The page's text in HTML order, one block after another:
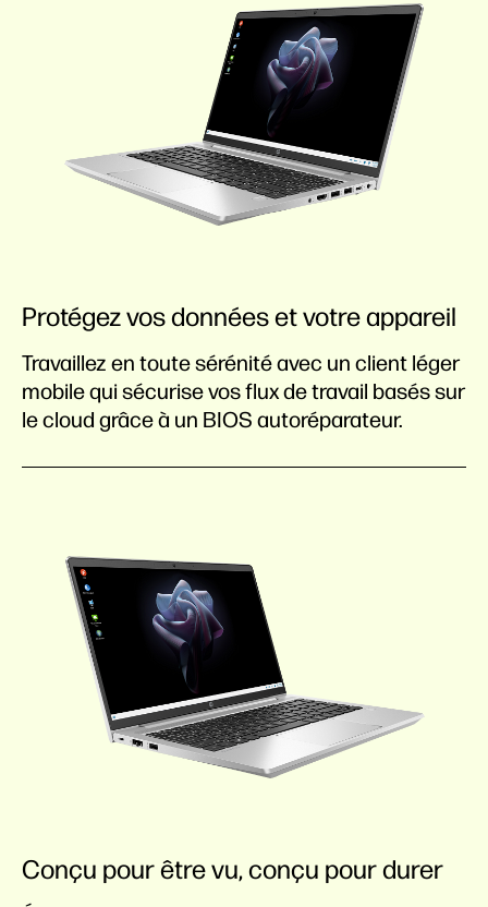
Protégez vos données et votre appareil
Travaillez en toute sérénité avec un client léger
mobile qui sécurise vos flux de travail basés sur
le cloud grâce à un BIOS autoréparateur.
Conçu pour être vu, conçu pour durer